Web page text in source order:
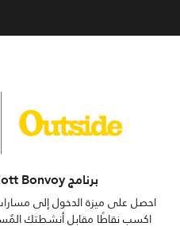
برنامج Marriott Bonvoy أوتدورز
اكسب نقاطًا مقابل أنشطتك